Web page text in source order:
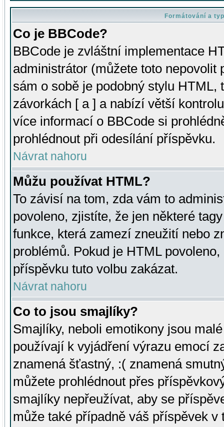
Formátování a
Co je BBCode?
BBCode je zvláštní implementace
administrátor (můžete toto
sám o sobě je podobný stylu HTML,
závorkách [ a ] a nabízí větší
více informací o BBCode si
prohlédnout při odesílání příspěvku.
Návrat nahoru
Můžu používat HTML?
To závisí na tom, zda vám to
povoleno, zjistíte, že jen některé
funkce, která zamezí zneužití nebo
problémů. Pokud je HTML
příspěvku tuto volbu zakázat.
Návrat nahoru
Co to jsou smajlíky?
Smajlíky, neboli emotikony jsou
používají k vyjádření výrazu emocí
znamená šťastný, :( znamená
můžete prohlédnout přes
smajlíky nepřeužívat, aby se
může také případně váš příspěvek v